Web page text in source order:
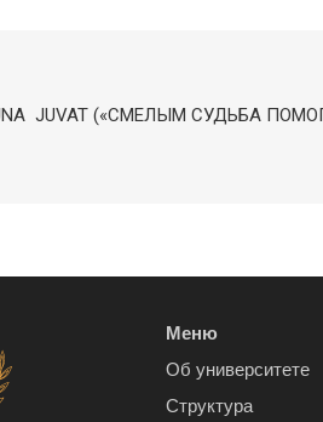
JUVAT («СМЕЛЫМ СУДЬБА
Меню
Об университете
Структура